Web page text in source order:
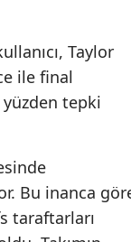
Taylor
ile final
tepki
Bu inanca
taraftarları